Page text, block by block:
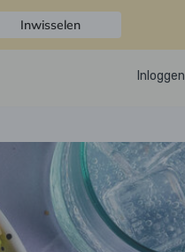
Inwisselen
Inloggen